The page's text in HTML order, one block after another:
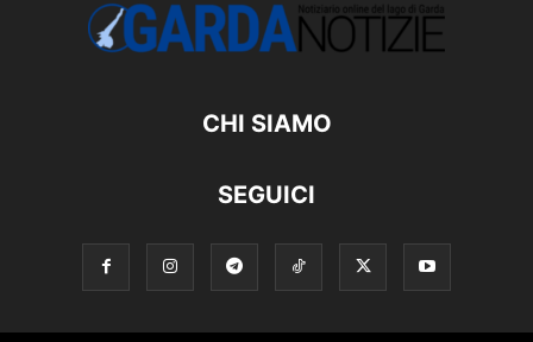
CHI SIAMO
SEGUICI